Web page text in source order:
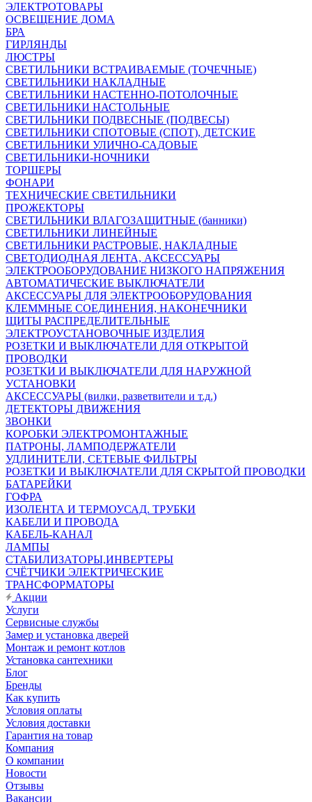
ЭЛЕКТРОТОВАРЫ
ОСВЕЩЕНИЕ ДОМА
БРА
ГИРЛЯНДЫ
ЛЮСТРЫ
СВЕТИЛЬНИКИ ВСТРАИВАЕМЫЕ (ТОЧЕЧНЫЕ)
СВЕТИЛЬНИКИ НАКЛАДНЫЕ
СВЕТИЛЬНИКИ НАСТЕННО-ПОТОЛОЧНЫЕ
СВЕТИЛЬНИКИ НАСТОЛЬНЫЕ
СВЕТИЛЬНИКИ ПОДВЕСНЫЕ (ПОДВЕСЫ)
СВЕТИЛЬНИКИ СПОТОВЫЕ (СПОТ), ДЕТСКИЕ
СВЕТИЛЬНИКИ УЛИЧНО-САДОВЫЕ
СВЕТИЛЬНИКИ-НОЧНИКИ
ТОРШЕРЫ
ФОНАРИ
ТЕХНИЧЕСКИЕ СВЕТИЛЬНИКИ
ПРОЖЕКТОРЫ
СВЕТИЛЬНИКИ ВЛАГОЗАЩИТНЫЕ (банники)
СВЕТИЛЬНИКИ ЛИНЕЙНЫЕ
СВЕТИЛЬНИКИ РАСТРОВЫЕ, НАКЛАДНЫЕ
СВЕТОДИОДНАЯ ЛЕНТА, АКСЕССУАРЫ
ЭЛЕКТРООБОРУДОВАНИЕ НИЗКОГО НАПРЯЖЕНИЯ
АВТОМАТИЧЕСКИЕ ВЫКЛЮЧАТЕЛИ
АКСЕССУАРЫ ДЛЯ ЭЛЕКТРООБОРУДОВАНИЯ
КЛЕММНЫЕ СОЕДИНЕНИЯ, НАКОНЕЧНИКИ
ЩИТЫ РАСПРЕДЕЛИТЕЛЬНЫЕ
ЭЛЕКТРОУСТАНОВОЧНЫЕ ИЗДЕЛИЯ
РОЗЕТКИ И ВЫКЛЮЧАТЕЛИ ДЛЯ ОТКРЫТОЙ
ПРОВОДКИ
РОЗЕТКИ И ВЫКЛЮЧАТЕЛИ ДЛЯ НАРУЖНОЙ
УСТАНОВКИ
АКСЕССУАРЫ (вилки, разветвители и т.д.)
ДЕТЕКТОРЫ ДВИЖЕНИЯ
ЗВОНКИ
КОРОБКИ ЭЛЕКТРОМОНТАЖНЫЕ
ПАТРОНЫ, ЛАМПОДЕРЖАТЕЛИ
УДЛИНИТЕЛИ, СЕТЕВЫЕ ФИЛЬТРЫ
РОЗЕТКИ И ВЫКЛЮЧАТЕЛИ ДЛЯ СКРЫТОЙ ПРОВОДКИ
БАТАРЕЙКИ
ГОФРА
ИЗОЛЕНТА И ТЕРМОУСАД. ТРУБКИ
КАБЕЛИ И ПРОВОДА
КАБЕЛЬ-КАНАЛ
ЛАМПЫ
СТАБИЛИЗАТОРЫ,ИНВЕРТЕРЫ
СЧЁТЧИКИ ЭЛЕКТРИЧЕСКИЕ
ТРАНСФОРМАТОРЫ
Акции
Услуги
Сервисные службы
Замер и установка дверей
Монтаж и ремонт котлов
Установка сантехники
Блог
Бренды
Как купить
Условия оплаты
Условия доставки
Гарантия на товар
Компания
О компании
Новости
Отзывы
Вакансии